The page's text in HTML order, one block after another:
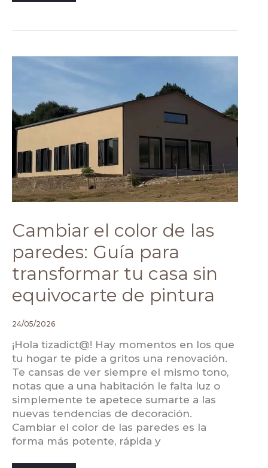
Cambiar el color de las
paredes: Guía para
transformar tu casa sin
equivocarte de pintura
24/05/2026
¡Hola tizadict@! Hay momentos en los que
tu hogar te pide a gritos una renovación.
Te cansas de ver siempre el mismo tono,
notas que a una habitación le falta luz o
simplemente te apetece sumarte a las
nuevas tendencias de decoración.
Cambiar el color de las paredes es la
forma más potente, rápida y
CAMBIAR
PARA
TRANSFORMAR
TU
CASA
SIN
PINTURA